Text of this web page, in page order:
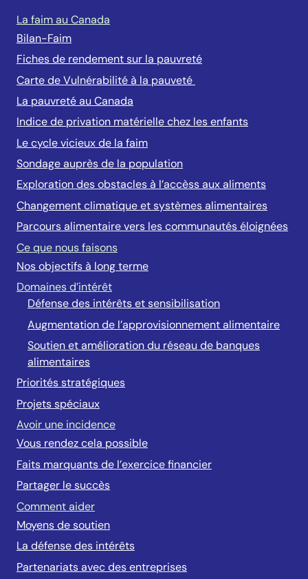
La faim au Canada
Bilan-Faim
Fiches de rendement sur la pauvreté
Carte de Vulnérabilité à la pauveté
La pauvreté au Canada
Indice de privation matérielle chez les enfants
Le cycle vicieux de la faim
Sondage auprès de la population
Exploration des obstacles à l’accèss aux aliments
Changement climatique et systèmes alimentaires
Parcours alimentaire vers les communautés éloignées
Ce que nous faisons
Nos objectifs à long terme
Domaines d’intérêt
Défense des intérêts et sensibilisation
Augmentation de l’approvisionnement alimentaire
Soutien et amélioration du réseau de banques
alimentaires
Priorités stratégiques
Projets spéciaux
Avoir une incidence
Vous rendez cela possible
Faits marquants de l’exercice financier
Partager le succès
Comment aider
Moyens de soutien
La défense des intérêts
Partenariats avec des entreprises